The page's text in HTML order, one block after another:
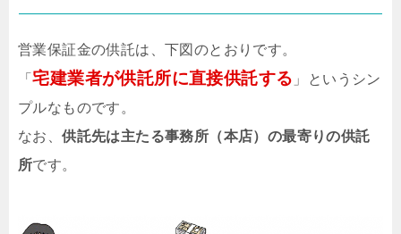
営業保証金の供託は、下図のとおりです。
「宅建業者が供託所に直接供託する 」というシン
プルなものです。
なお、供託先は主たる事務所（本店）の最寄りの供託
所です。